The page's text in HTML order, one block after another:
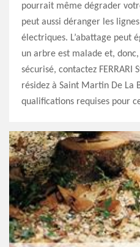
pourrait même dégrader
peut aussi déranger les
électriques. L’abattage peut
un arbre est malade et,
sécurisé, contactez FERRARI
résidez à Saint Martin De La
qualifications requises pour